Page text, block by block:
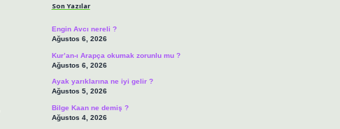
Son Yazılar
Engin Avcı nereli ?
Ağustos 6, 2026
Kur’an-ı Arapça okumak zorunlu mu ?
Ağustos 6, 2026
Ayak yarıklarına ne iyi gelir ?
Ağustos 5, 2026
Bilge Kaan ne demiş ?
Ağustos 4, 2026